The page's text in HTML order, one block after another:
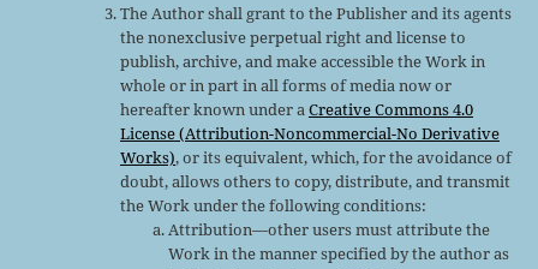
The Author shall grant to the Publisher and its agents
the nonexclusive perpetual right and license to
publish, archive, and make accessible the Work in
whole or in part in all forms of media now or
hereafter known under a Creative Commons 4.0
License (Attribution-Noncommercial-No Derivative
Works), or its equivalent, which, for the avoidance of
doubt, allows others to copy, distribute, and transmit
the Work under the following conditions:
Attribution—other users must attribute the
Work in the manner specified by the author as